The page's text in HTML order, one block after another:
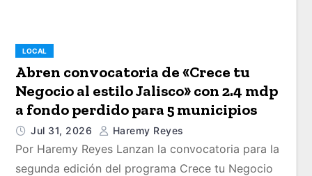
LOCAL
Abren convocatoria de «Crece tu
Negocio al estilo Jalisco» con 2.4 mdp
a fondo perdido para 5 municipios
Jul 31, 2026 Haremy Reyes
Por Haremy Reyes Lanzan la convocatoria para la
segunda edición del programa Crece tu Negocio